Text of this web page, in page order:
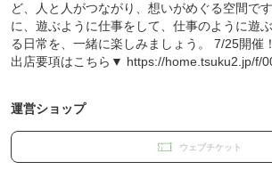
ど、人と人がつながり、想いがめぐる空間で
に、遊ぶように仕事をして、仕事のように遊
る日常を、一緒に楽しみましょう。 7/25開催
出店要項はこちら▼ https://home.tsuku2.jp/f/
運営ショップ
ウェブチケット